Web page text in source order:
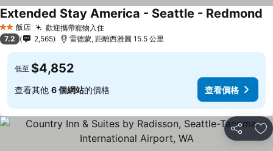
2 星級飯店 歡迎攜帶寵物入住
Extended Stay America - Seattle - Redmond
7.2 2,565 雷德蒙, 距離西雅圖 15.5 公里
低至 $4,852
查看其他 6 個網站的價格 查看價格
分享 加